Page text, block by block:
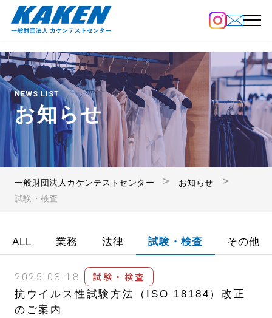
NEWS LIST
お知らせ
一般財団法人カケンテストセンター
お知らせ
試験・検査
ALL 業務 法律 試験・検査 その他
2025.03.18 試験・検査
抗ウイルス性試験方法（ISO 18184）改正
のご案内